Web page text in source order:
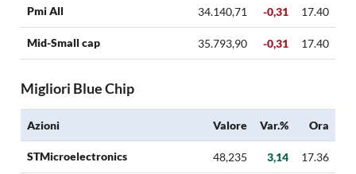
Pmi All 34.140,71 -0,31 17.40
Mid-Small cap 35.793,90 -0,31 17.40
Migliori Blue Chip
Azioni Valore Var.% Ora
STMicroelectronics 48,235 3,14 17.36